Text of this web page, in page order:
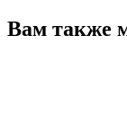
Вам также